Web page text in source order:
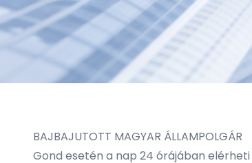
BAJBAJUTOTT MAGYAR ÁLLAMPOLGÁR
Gond esetén a nap 24 órájában